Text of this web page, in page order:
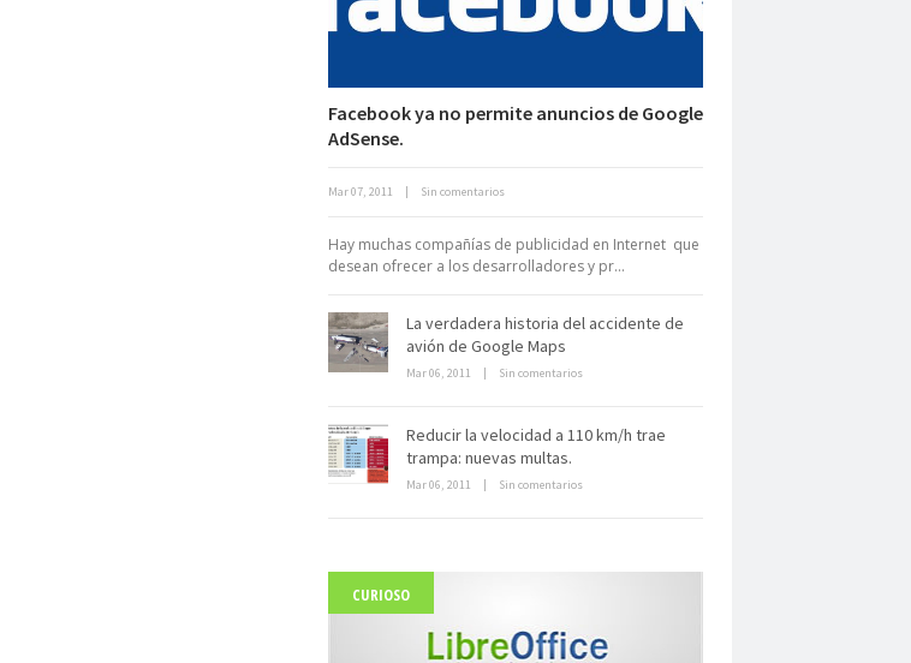
Neuromarketing: el uso de la
electrónico
Dentro de un manicomio
abandonado
Carlo Acutis, el beato incorrupto de
Facebook ya no permite anuncios de Google
AdSense.
Mar 07, 2011 | Sin comentarios
Hay muchas compañías de publicidad en Internet que
desean ofrecer a los desarrolladores y pr...
La verdadera historia del accidente de
avión de Google Maps
Mar 06, 2011 | Sin comentarios
Reducir la velocidad a 110 km/h trae
trampa: nuevas multas.
Mar 06, 2011 | Sin comentarios
CURIOSO